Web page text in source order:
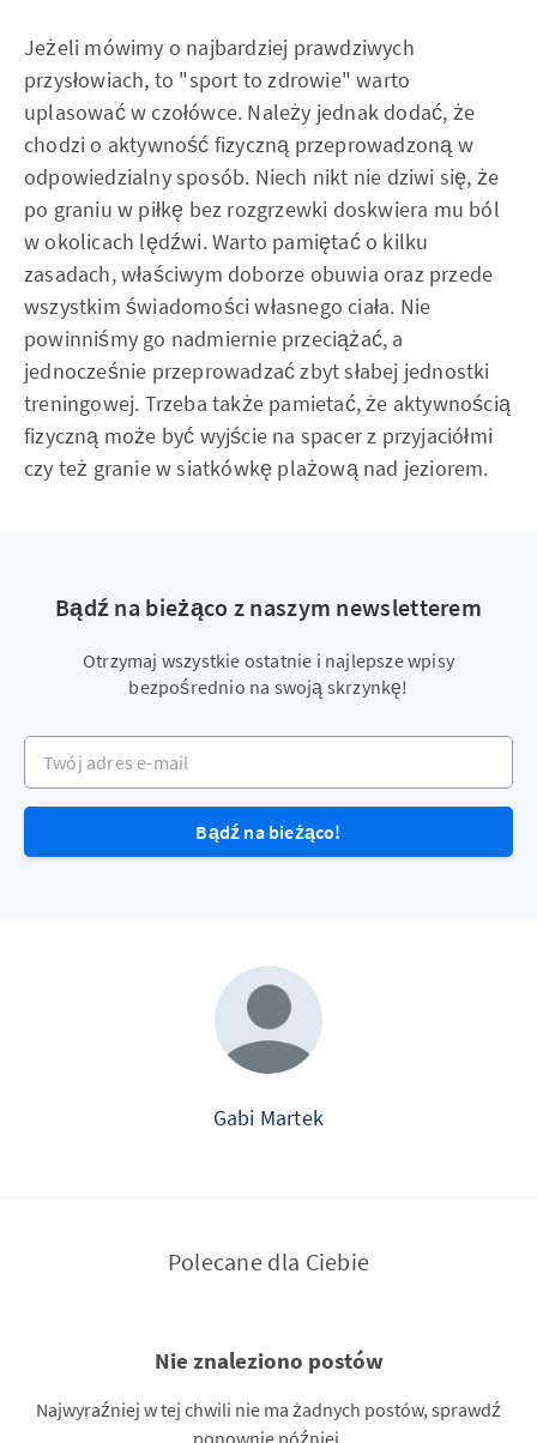
Jeżeli mówimy o najbardziej prawdziwych
przysłowiach, to "sport to zdrowie" warto
uplasować w czołówce. Należy jednak dodać, że
chodzi o aktywność fizyczną przeprowadzoną w
odpowiedzialny sposób. Niech nikt nie dziwi się, że
po graniu w piłkę bez rozgrzewki doskwiera mu ból
w okolicach lędźwi. Warto pamiętać o kilku
zasadach, właściwym doborze obuwia oraz przede
wszystkim świadomości własnego ciała. Nie
powinniśmy go nadmiernie przeciążać, a
jednocześnie przeprowadzać zbyt słabej jednostki
treningowej. Trzeba także pamietać, że aktywnością
fizyczną może być wyjście na spacer z przyjaciółmi
czy też granie w siatkówkę plażową nad jeziorem.
Bądź na bieżąco z naszym newsletterem
Otrzymaj wszystkie ostatnie i najlepsze wpisy
bezpośrednio na swoją skrzynkę!
Twój adres e-mail
Bądź na bieżąco!
Gabi Martek
Polecane dla Ciebie
Nie znaleziono postów
Najwyraźniej w tej chwili nie ma żadnych postów, sprawdź